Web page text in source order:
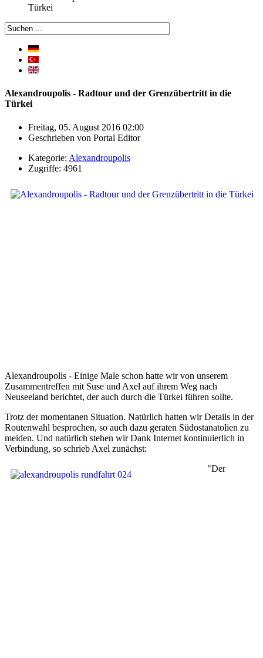
Türkei
Alexandroupolis - Radtour und der Grenzübertritt in die
Türkei
Freitag, 05. August 2016 02:00
Geschrieben von Portal Editor
Kategorie: Alexandroupolis
Zugriffe: 4961
Alexandroupolis - Einige Male schon hatte wir von unserem
Zusammentreffen mit Suse und Axel auf ihrem Weg nach
Neuseeland berichtet, der auch durch die Türkei führen sollte.
Trotz der momentanen Situation. Natürlich hatten wir Details in der
Routenwahl besprochen, so auch dazu geraten Südostanatolien zu
meiden. Und natürlich stehen wir Dank Internet kontinuierlich in
Verbindung, so schrieb Axel zunächst:
"Der